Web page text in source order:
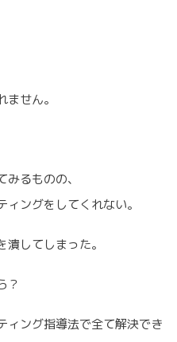
せん。
るものの、
ングをしてくれない。
してしまった。
？
ィング指導法で全て解決でき